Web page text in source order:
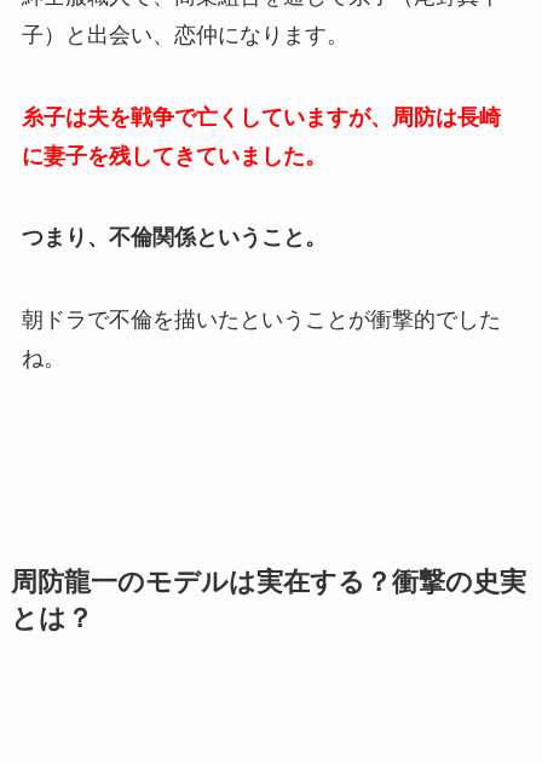
子）と出会い、恋仲になります。
糸子は夫を戦争で亡くしていますが、周防は長崎
に妻子を残してきていました。
つまり、不倫関係ということ。
朝ドラで不倫を描いたということが衝撃的でした
ね。
周防龍一のモデルは実在する？衝撃の史実
とは？